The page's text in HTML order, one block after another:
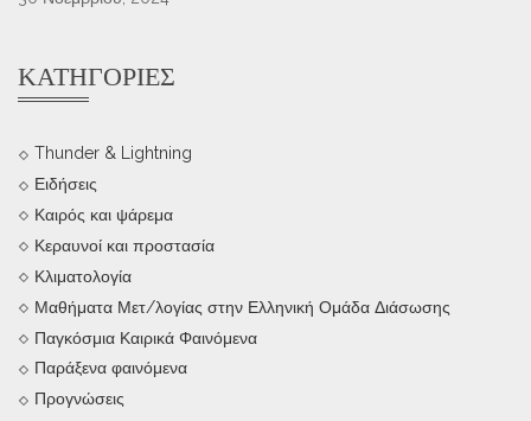
ΚΑΤΗΓΟΡΊΕΣ
Thunder & Lightning
Ειδήσεις
Καιρός και ψάρεμα
Κεραυνοί και προστασία
Κλιματολογία
Μαθήματα Μετ/λογίας στην Ελληνική Ομάδα Διάσωσης
Παγκόσμια Καιρικά Φαινόμενα
Παράξενα φαινόμενα
Προγνώσεις